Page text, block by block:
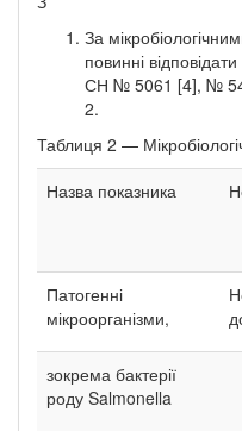
За
повинні
СН № 5061 [4], №
2.
Таблиця 2 —
Назва показника
Патогенні
мікроорганізми,
зокрема бактерії
роду Salmonella